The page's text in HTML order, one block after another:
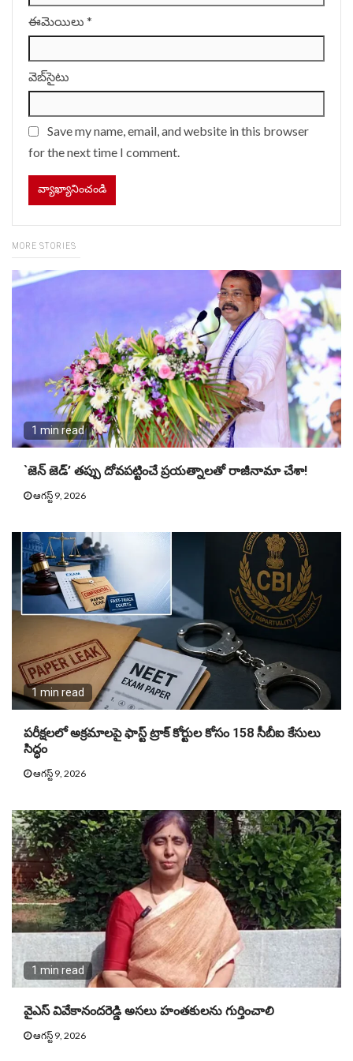
ఈమెయిలు *
వెబ్‌సైటు
Save my name, email, and website in this browser
for the next time I comment.
MORE STORIES
1 min read
`జెన్ జెడ్’ తప్పు దోవపట్టించే ప్రయత్నాలతో రాజీనామా చేశా!
ఆగస్ట్ 9, 2026
1 min read
పరీక్షలలో అక్రమాలపై ఫాస్ట్ ట్రాక్ కోర్టుల కోసం 158 సీబీఐ కేసులు
సిద్ధం
ఆగస్ట్ 9, 2026
1 min read
వైఎస్‌ వివేకానందరెడ్డి అసలు హంతకులను గుర్తించాలి
ఆగస్ట్ 9, 2026